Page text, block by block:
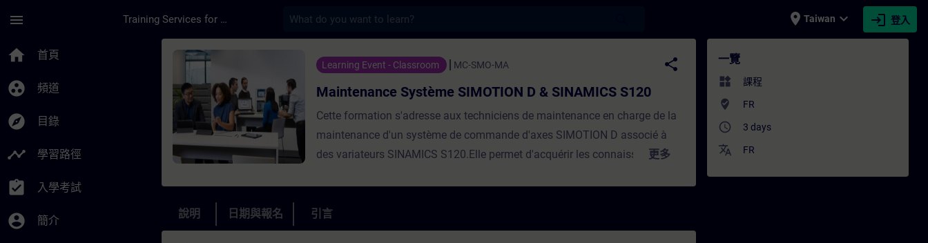
menu Training Services for Digital Industries place Taiwan expand_more login 登入
home 首頁
group_work 頻道
explore 目錄
timeline 學習路徑
assignment_turned_in 入學考試
account_circle 簡介
課程 - Maintenance Système SIMOTION D & SINAMICS S120 - 培訓 - 培訓 - 專業發展 | SITRAIN
Learning Event - Classroom MC-SMO-MA
share
Maintenance Système SIMOTION D & SINAMICS S120
Cette formation s'adresse aux techniciens de maintenance en charge de la
maintenance d'un système de commande d'axes SIMOTION D associé à
des variateurs SINAMICS S120.Elle permet d'acquérir les connaissances
PratiqueParticipants max8Evaluation des acquisOuiEligible CPF
ⓘNonCertificationNon
更多
說明 日期與報名 引言
一覽
widgets 課程
where_to_vote FR
access_time 3 days
translate FR